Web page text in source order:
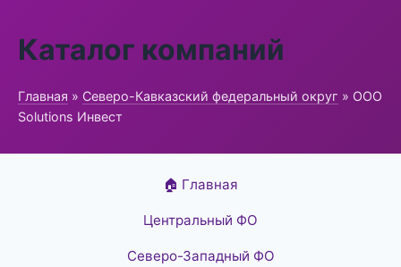
Каталог компаний
Главная » Северо-Кавказский федеральный округ » ООО
Solutions Инвест
🏠 Главная
Центральный ФО
Северо-Западный ФО